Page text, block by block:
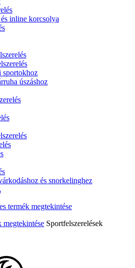
inline korcsolya
úszáshoz
és snorkelinghez
megtekintése Sportfelszerelések